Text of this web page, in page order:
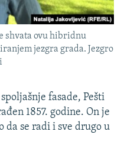
shvata ovu hibridnu
jezgra grada. Jezgro
fasade, Pešti
1857. godine. On je
da se radi i sve drugo u